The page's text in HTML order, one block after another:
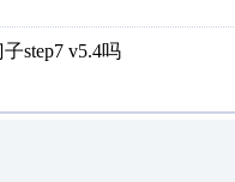
step7 v5.4吗